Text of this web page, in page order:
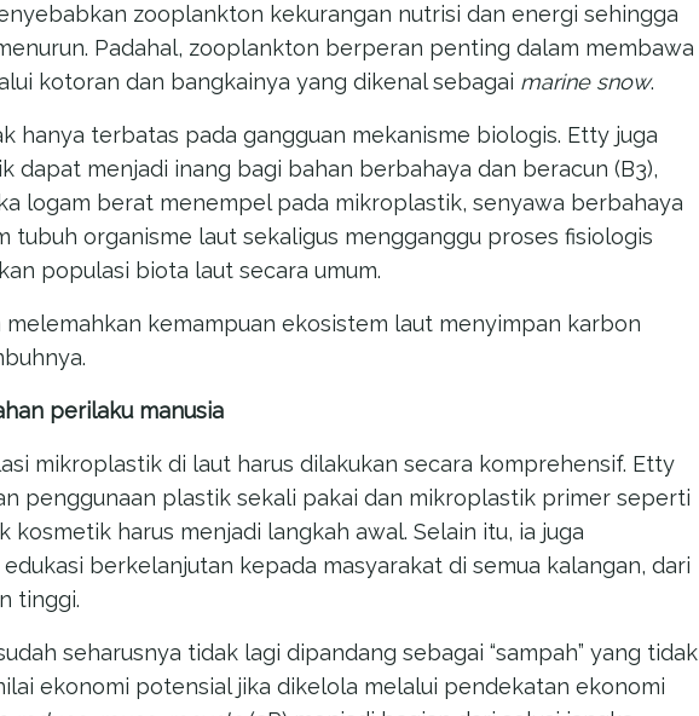
zooplankton kekurangan nutrisi dan energi sehingga
Padahal, zooplankton berperan penting dalam membawa
kotoran dan bangkainya yang dikenal sebagai marine snow.
hanya terbatas pada gangguan mekanisme biologis. Etty juga
dapat menjadi inang bagi bahan berbahaya dan beracun (B3),
logam berat menempel pada mikroplastik, senyawa berbahaya
tubuh organisme laut sekaligus mengganggu proses fisiologis
populasi biota laut secara umum.
melemahkan kemampuan ekosistem laut menyimpan karbon
perilaku manusia
mikroplastik di laut harus dilakukan secara komprehensif. Etty
penggunaan plastik sekali pakai dan mikroplastik primer seperti
kosmetik harus menjadi langkah awal. Selain itu, ia juga
berkelanjutan kepada masyarakat di semua kalangan, dari
tinggi.
seharusnya tidak lagi dipandang sebagai “sampah” yang tidak
ekonomi potensial jika dikelola melalui pendekatan ekonomi